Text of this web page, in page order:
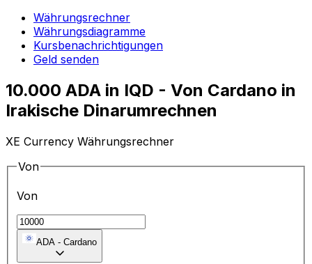
Währungsrechner
Währungsdiagramme
Kursbenachrichtigungen
Geld senden
10.000 ADA in IQD - Von Cardano in
Irakische Dinarumrechnen
XE Currency Währungsrechner
Von
Von
ADA - Cardano